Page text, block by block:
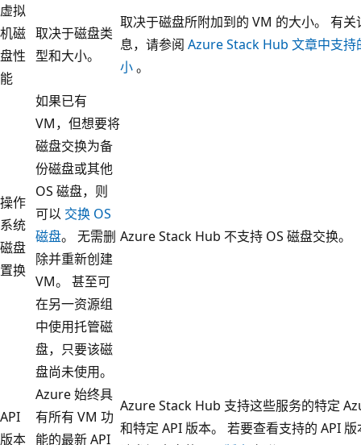
虚拟
机磁
盘性
能
取决于磁盘类
型和大小。
取决于磁盘所附加到的 VM 的大小。 有关
息，请参阅 Azure Stack Hub 文章中支持
小。
操作
系统
磁盘
置换
如果已有
VM，但想要将
磁盘交换为备
份磁盘或其他
OS 磁盘，则
可以 交换 OS
磁盘。 无需删
除并重新创建
VM。 甚至可
在另一资源组
中使用托管磁
盘，只要该磁
盘尚未使用。
Azure Stack Hub 不支持 OS 磁盘交换。
API
版本
Azure 始终具
有所有 VM 功
能的最新 API
Azure Stack Hub 支持这些服务的特定
和特定 API 版本。 若要查看支持的 API